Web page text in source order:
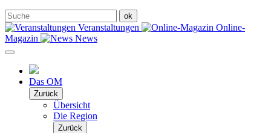
Veranstaltungen
Online-
Magazin
News
Das OM
Zurück
Übersicht
Die Region
Zurück